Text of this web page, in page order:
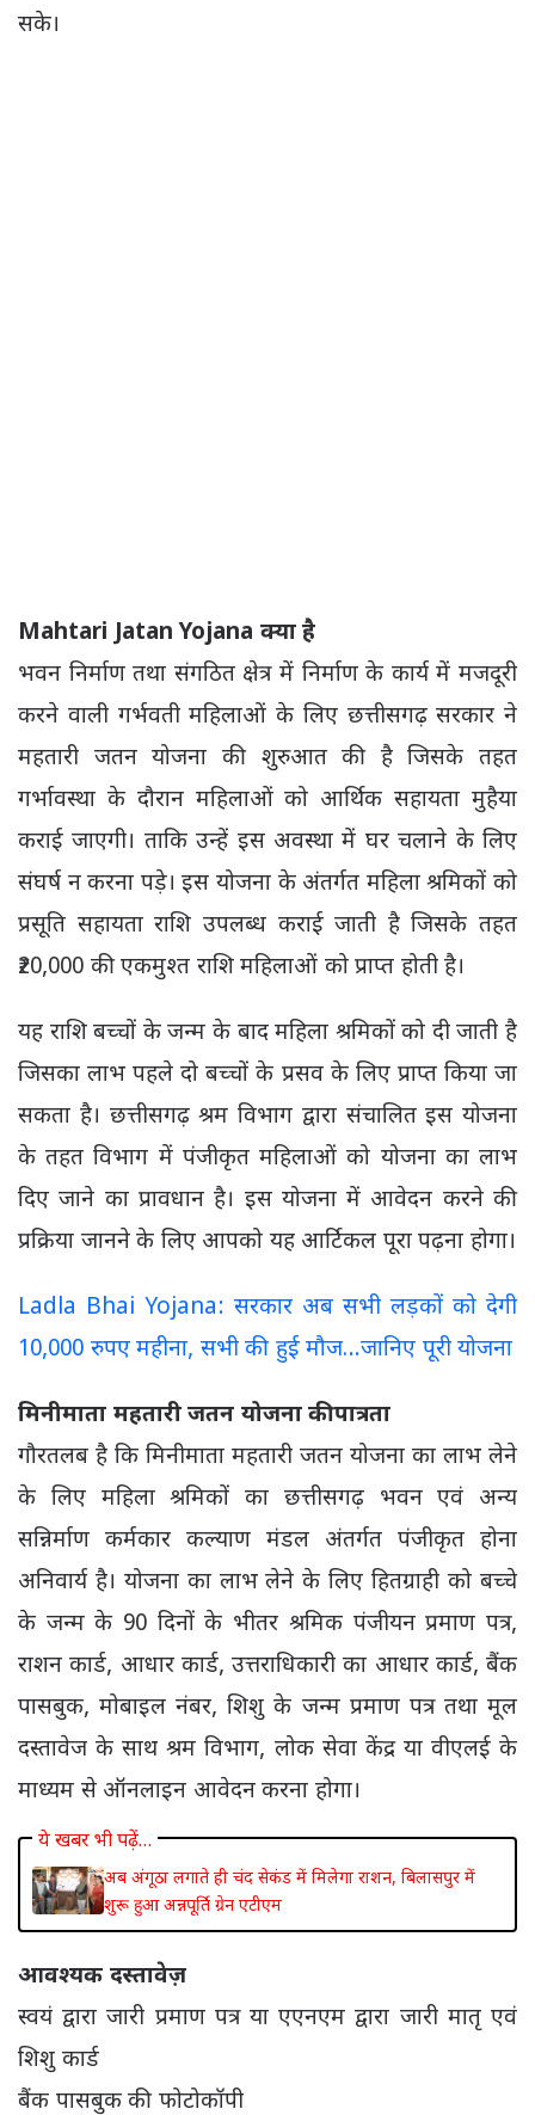
सके।
Mahtari Jatan Yojana क्या है
भवन निर्माण तथा संगठित क्षेत्र में निर्माण के कार्य में मजदूरी
करने वाली गर्भवती महिलाओं के लिए छत्तीसगढ़ सरकार ने
महतारी जतन योजना की शुरुआत की है जिसके तहत
गर्भावस्था के दौरान महिलाओं को आर्थिक सहायता मुहैया
कराई जाएगी। ताकि उन्हें इस अवस्था में घर चलाने के लिए
संघर्ष न करना पड़े। इस योजना के अंतर्गत महिला श्रमिकों को
प्रसूति सहायता राशि उपलब्ध कराई जाती है जिसके तहत
₹20,000 की एकमुश्त राशि महिलाओं को प्राप्त होती है।
यह राशि बच्चों के जन्म के बाद महिला श्रमिकों को दी जाती है
जिसका लाभ पहले दो बच्चों के प्रसव के लिए प्राप्त किया जा
सकता है। छत्तीसगढ़ श्रम विभाग द्वारा संचालित इस योजना
के तहत विभाग में पंजीकृत महिलाओं को योजना का लाभ
दिए जाने का प्रावधान है। इस योजना में आवेदन करने की
प्रक्रिया जानने के लिए आपको यह आर्टिकल पूरा पढ़ना होगा।
Ladla Bhai Yojana: सरकार अब सभी लड़कों को देगी
10,000 रुपए महीना, सभी की हुई मौज…जानिए पूरी योजना
मिनीमाता महतारी जतन योजना की पात्रता
गौरतलब है कि मिनीमाता महतारी जतन योजना का लाभ लेने
के लिए महिला श्रमिकों का छत्तीसगढ़ भवन एवं अन्य
सन्निर्माण कर्मकार कल्याण मंडल अंतर्गत पंजीकृत होना
अनिवार्य है। योजना का लाभ लेने के लिए हितग्राही को बच्चे
के जन्म के 90 दिनों के भीतर श्रमिक पंजीयन प्रमाण पत्र,
राशन कार्ड, आधार कार्ड, उत्तराधिकारी का आधार कार्ड, बैंक
पासबुक, मोबाइल नंबर, शिशु के जन्म प्रमाण पत्र तथा मूल
दस्तावेज के साथ श्रम विभाग, लोक सेवा केंद्र या वीएलई के
माध्यम से ऑनलाइन आवेदन करना होगा।
ये खबर भी पढ़ें…
अब अंगूठा लगाते ही चंद सेकंड में मिलेगा राशन, बिलासपुर में
शुरू हुआ अन्नपूर्ति ग्रेन एटीएम
आवश्यक दस्तावेज़
स्वयं द्वारा जारी प्रमाण पत्र या एएनएम द्वारा जारी मातृ एवं
शिशु कार्ड
बैंक पासबुक की फोटोकॉपी